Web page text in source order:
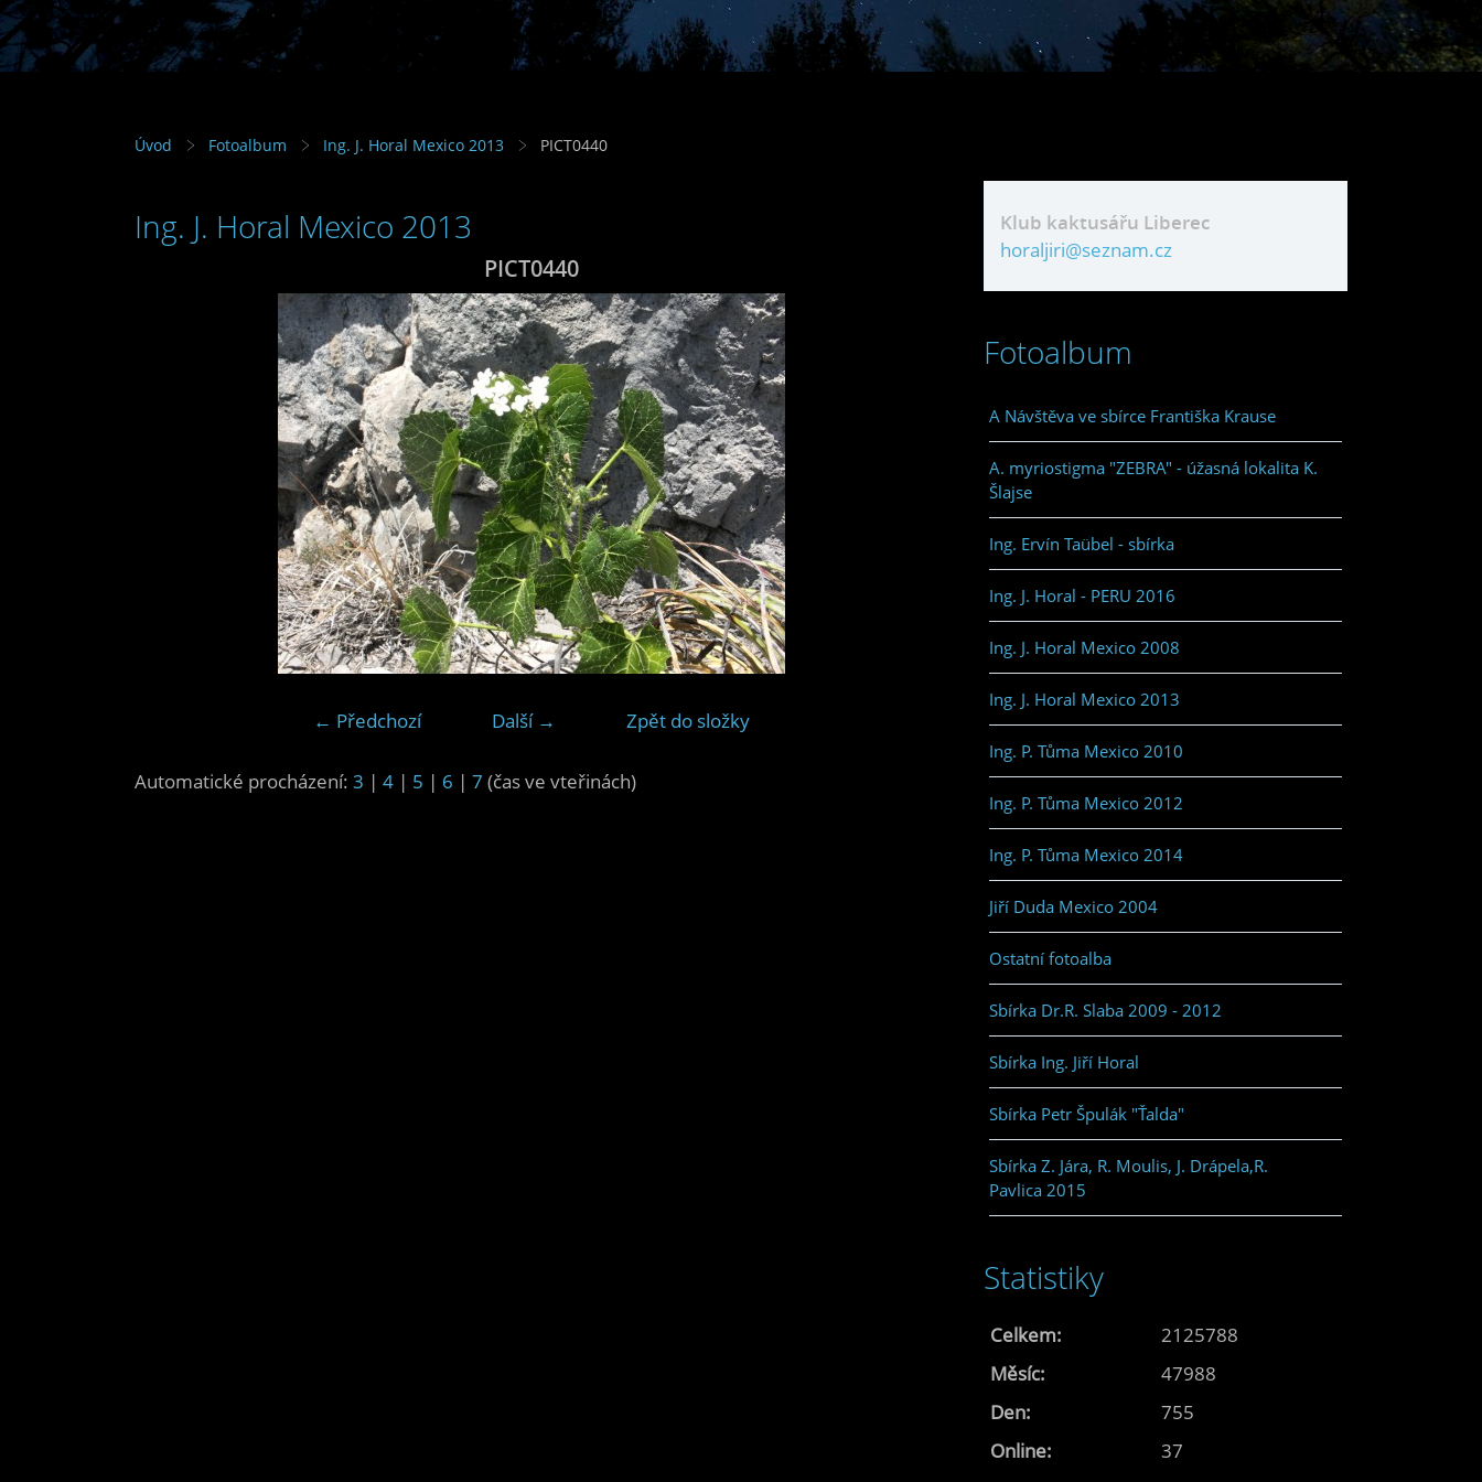
Úvod Fotoalbum Ing. J. Horal Mexico 2013 PICT0440
Ing. J. Horal Mexico 2013
PICT0440
← Předchozí Další → Zpět do složky
Automatické procházení: 3 | 4 | 5 | 6 | 7 (čas ve vteřinách)
Klub kaktusářu Liberec
horaljiri@seznam.cz
Fotoalbum
A Návštěva ve sbírce Františka Krause
A. myriostigma "ZEBRA" - úžasná lokalita K.
Šlajse
Ing. Ervín Taübel - sbírka
Ing. J. Horal - PERU 2016
Ing. J. Horal Mexico 2008
Ing. J. Horal Mexico 2013
Ing. P. Tůma Mexico 2010
Ing. P. Tůma Mexico 2012
Ing. P. Tůma Mexico 2014
Jiří Duda Mexico 2004
Ostatní fotoalba
Sbírka Dr.R. Slaba 2009 - 2012
Sbírka Ing. Jiří Horal
Sbírka Petr Špulák "Ťalda"
Sbírka Z. Jára, R. Moulis, J. Drápela,R.
Pavlica 2015
Statistiky
Online: 37
Celkem:
2125788
Měsíc:
47988
Den:
755